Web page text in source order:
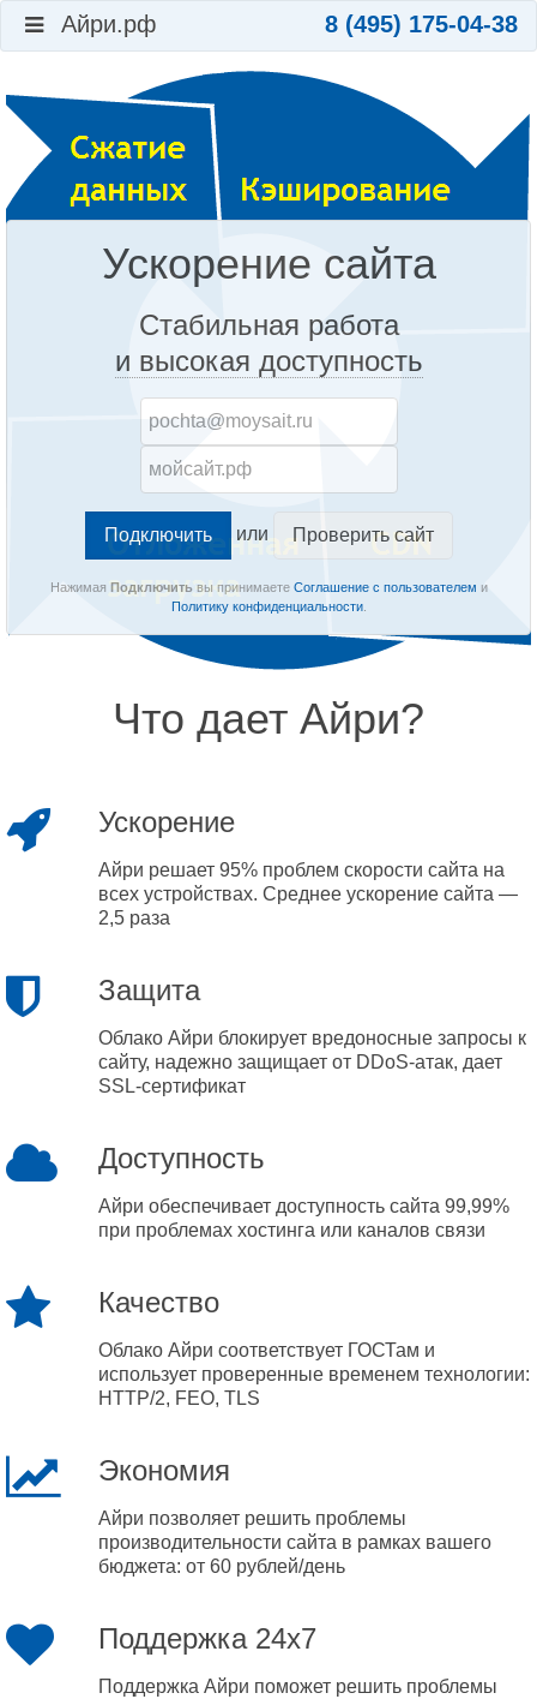
Айри.рф 8 (495) 175-04-38
Ускорение сайта
Стабильная работа
и высокая доступность
или Проверить сайт
Нажимая Подключитьвы принимаете Соглашение с пользователем и
Политику конфиденциальности.
Что дает Айри?
Ускорение
Айри решает 95% проблем скорости сайта на
всех устройствах. Среднее ускорение сайта —
2,5 раза
Защита
Облако Айри блокирует вредоносные запросы к
сайту, надежно защищает от DDoS-атак, дает
SSL-сертификат
Доступность
Айри обеспечивает доступность сайта 99,99%
при проблемах хостинга или каналов связи
Качество
Облако Айри соответствует ГОСТам и
использует проверенные временем технологии:
HTTP/2, FEO, TLS
Экономия
Айри позволяет решить проблемы
производительности сайта в рамках вашего
бюджета: от 60 рублей/день
Поддержка 24x7
Поддержка Айри поможет решить проблемы